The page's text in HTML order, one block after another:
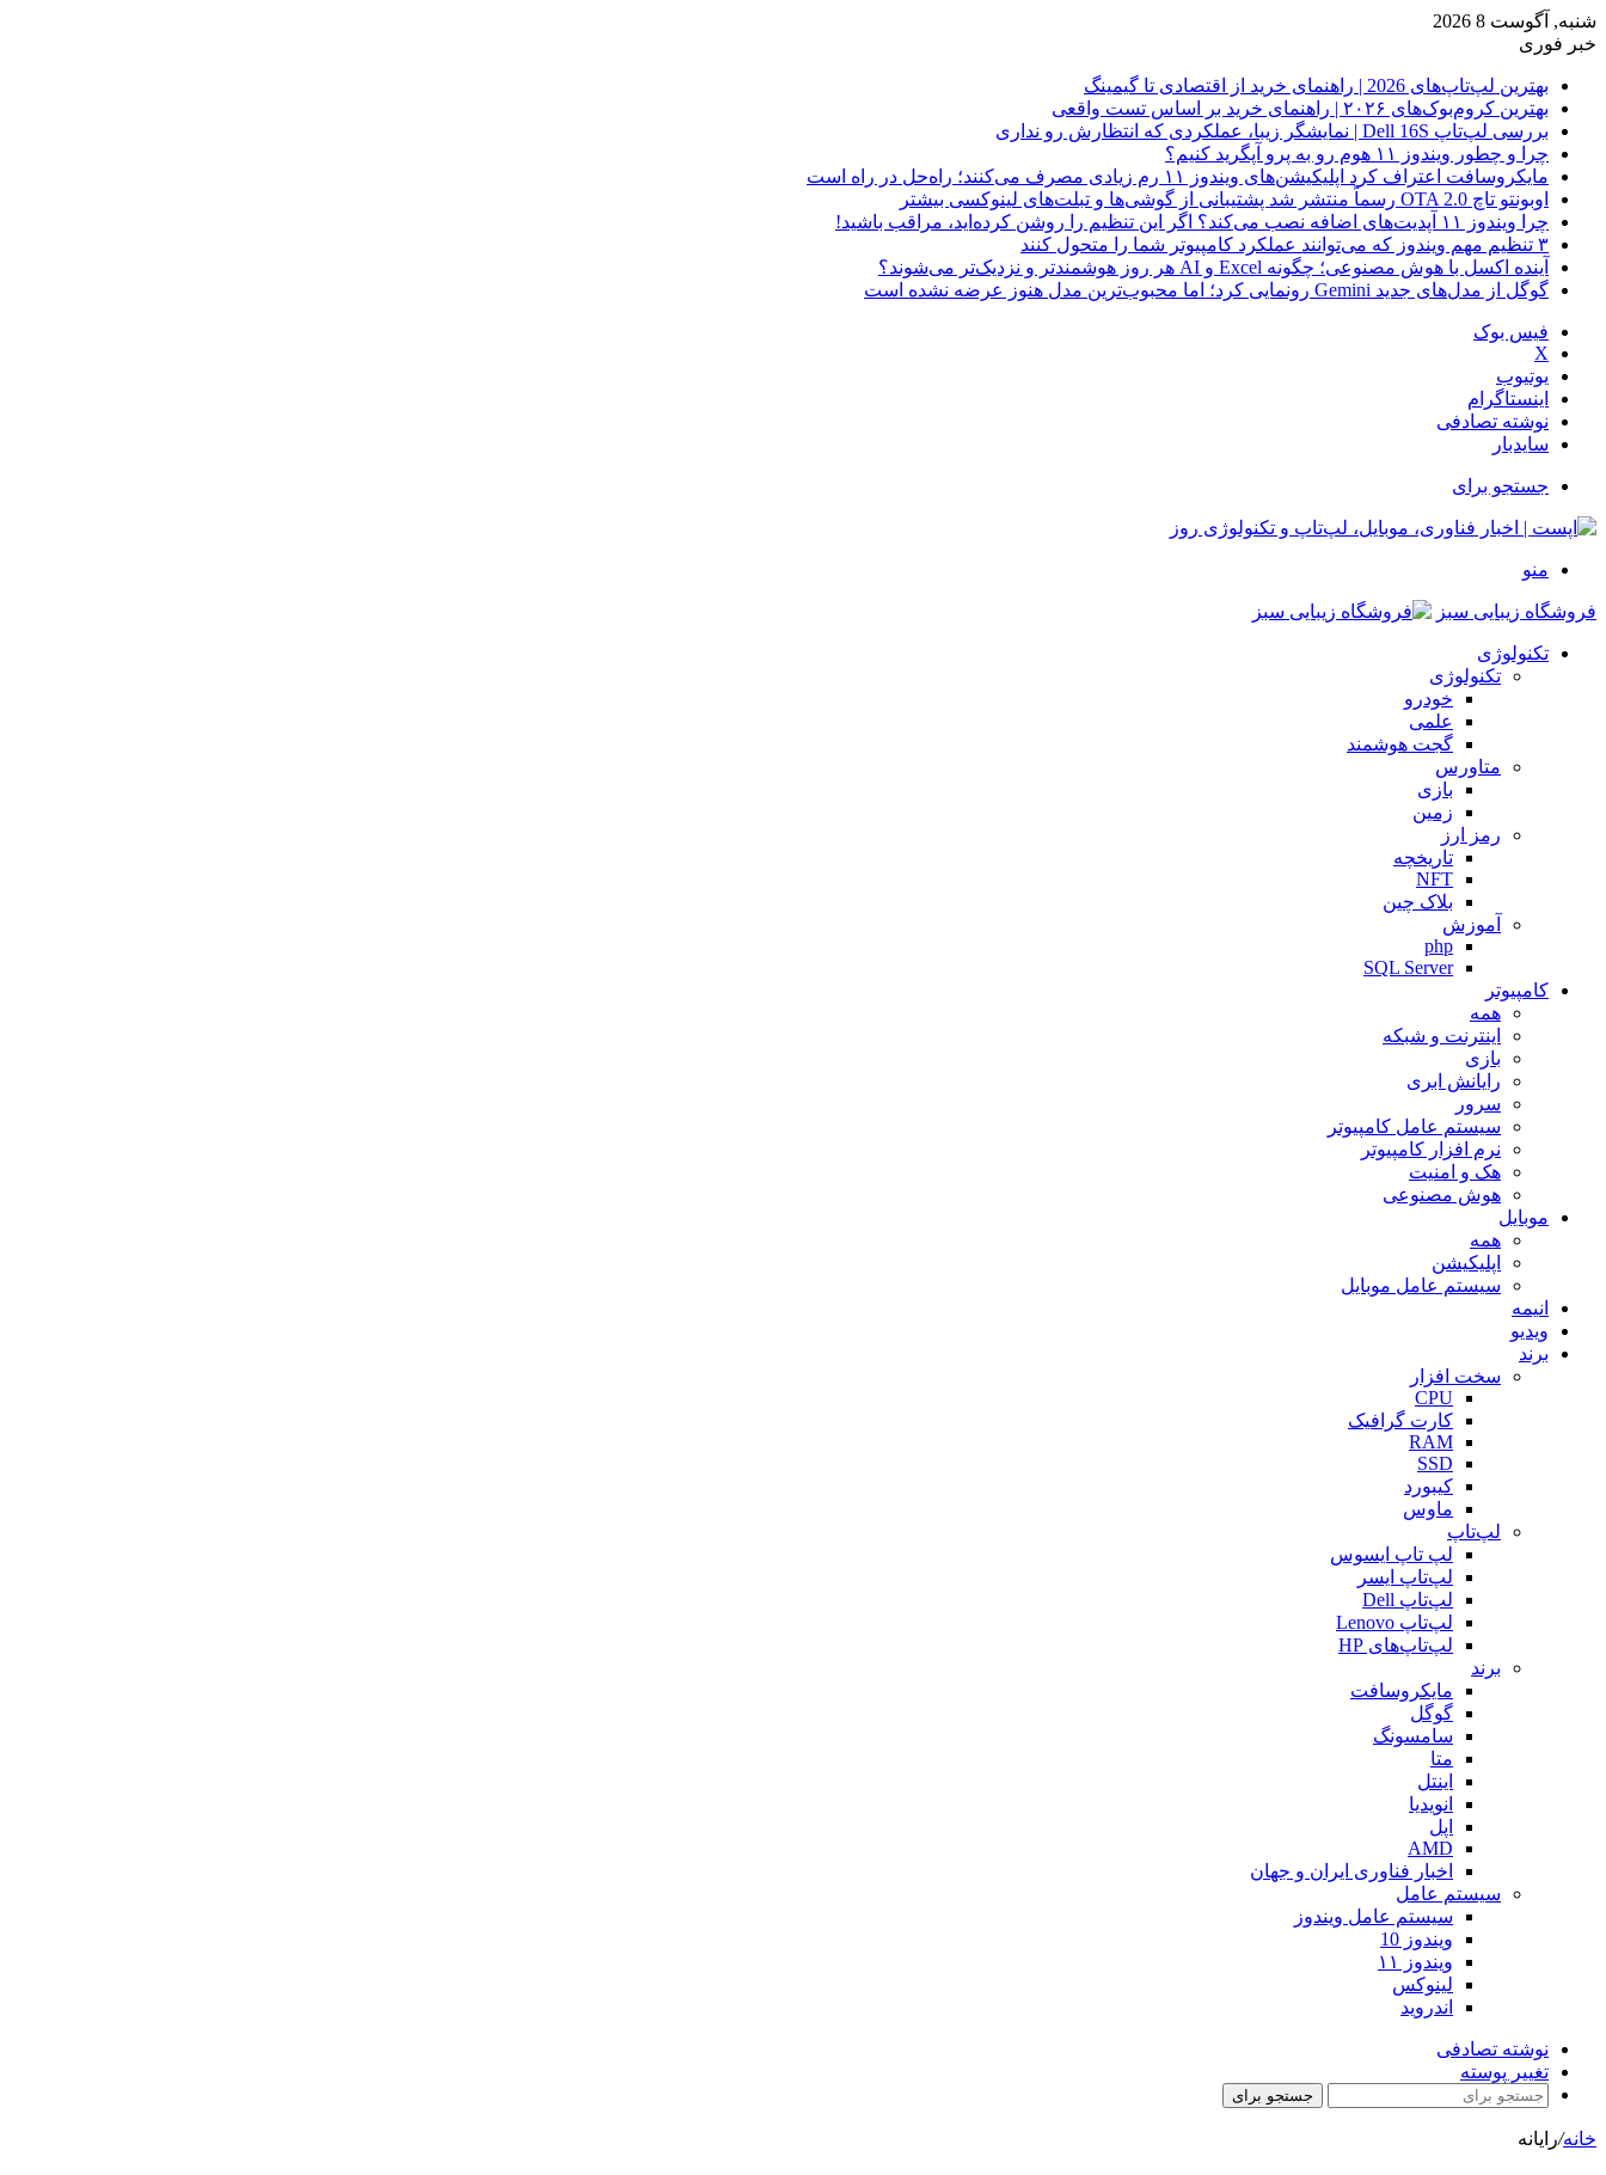
شنبه, آگوست 8 2026
خبر فوری
بهترین لپ‌تاپ‌های 2026 | راهنمای خرید از اقتصادی تا گیمینگ
بهترین کروم‌بوک‌های ۲۰۲۶ | راهنمای خرید بر اساس تست واقعی
بررسی لپ‌تاپ Dell 16S | نمایشگر زیبا، عملکردی که انتظارش رو نداری
چرا و چطور ویندوز ۱۱ هوم رو به پرو آپگرید کنیم؟
مایکروسافت اعتراف کرد اپلیکیشن‌های ویندوز ۱۱ رم زیادی مصرف می‌کنند؛ راه‌حل در راه است
اوبونتو تاچ OTA 2.0 رسماً منتشر شد پشتیبانی از گوشی‌ها و تبلت‌های لینوکسی بیشتر
چرا ویندوز ۱۱ آپدیت‌های اضافه نصب می‌کند؟ اگر این تنظیم را روشن کرده‌اید، مراقب باشید!
۳ تنظیم مهم ویندوز که می‌توانند عملکرد کامپیوتر شما را متحول کنند
آینده اکسل با هوش مصنوعی؛ چگونه Excel و AI هر روز هوشمندتر و نزدیک‌تر می‌شوند؟
گوگل از مدل‌های جدید Gemini رونمایی کرد؛ اما محبوب‌ترین مدل هنوز عرضه نشده است
فیس بوک
X
یوتیوب
اینستاگرام
نوشته تصادفی
سایدبار
جستجو برای
منو
فروشگاه زیبایی سبز
تکنولوژی
تکنولوژی
خودرو
علمی
گجت هوشمند
متاورس
بازی
زمین
رمز ارز
تاریخچه
NFT
بلاک چین
آموزش
php
SQL Server
کامپیوتر
همه
اینترنت و شبکه
بازی
رایانش ابری
سرور
سیستم عامل کامپیوتر
نرم افزار کامپیوتر
هک و امنیت
هوش مصنوعی
موبایل
همه
اپلیکیشن
سیستم عامل موبایل
انیمه
ویدیو
برند
سخت افزار
CPU
کارت گرافیک
RAM
SSD
کیبورد
ماوس
لپ‌تاپ
لپ تاپ ایسوس
لپ‌تاپ ایسر
لپ‌تاپ Dell
لپ‌تاپ Lenovo
لپ‌تاپ‌های HP
برند
مایکروسافت
گوگل
سامسونگ
متا
اینتل
انویدیا
اپل
AMD
اخبار فناوری ایران و جهان
سیستم عامل
سیستم عامل ویندوز
ویندوز 10
ویندوز ۱۱
لینوکس
اندروید
نوشته تصادفی
تغییر پوسته
جستجو برای
خانه/رايانه